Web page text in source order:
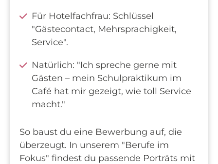
Für Hotelfachfrau: Schlüssel
"Gästecontact, Mehrsprachigkeit,
Service".
Natürlich: "Ich spreche gerne mit
Gästen – mein Schulpraktikum im
Café hat mir gezeigt, wie toll Service
macht."
So baust du eine Bewerbung auf, die
überzeugt. In unserem "Berufe im
Fokus" findest du passende Porträts mit